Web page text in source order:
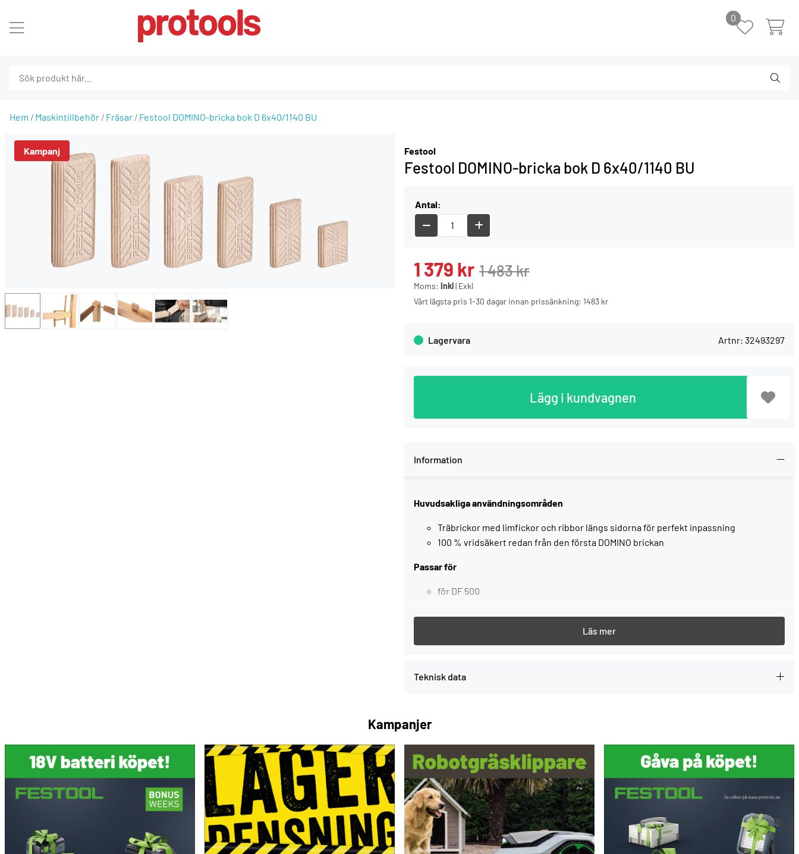
0
Hem Maskintillbehör Fräsar Festool DOMINO-bricka bok D 6x40/1140 BU
Festool
Festool DOMINO-bricka bok D 6x40/1140 BU
Antal:
1 483kr
1 379 kr
Moms: Inkl| Exkl
Vårt lägsta pris 1-30 dagar innan prissänkning: 1483 kr
Lagervara Artnr: 32493297
Lägg i kundvagnen
Information
Huvudsakliga användningsområden
Träbrickor med limfickor och ribbor längs sidorna för perfekt inpassning
100 % vridsäkert redan från den första DOMINO brickan
Passar för
för DF 500
material: bok
Service all-inclusive. Ingår varje gång du köper ett Festool-verktyg.
Teknisk data
Kampanjer